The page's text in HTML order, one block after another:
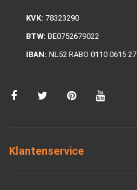
KVK: 78323290
BTW: BE0752679022
IBAN: NL52 RABO 0110 0615 27
Klantenservice